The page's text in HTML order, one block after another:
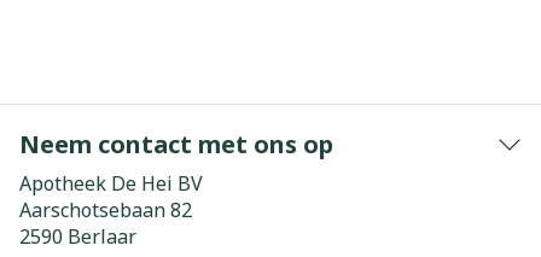
Neem contact met ons op
Apotheek De Hei BV
Aarschotsebaan 82
2590 Berlaar